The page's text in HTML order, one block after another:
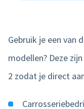
Gebruik je een van
modellen? Deze
2 zodat je direct